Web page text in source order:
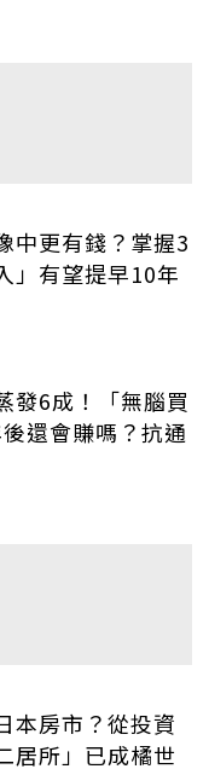
中更有錢？掌握3
」有望提早10年
發6成！「無腦買
還會賺嗎？抗通
本房市？從投資
居所」已成橘世